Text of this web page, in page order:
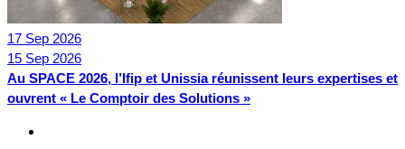
17 Sep 2026
15 Sep 2026
Au SPACE 2026, l’Ifip et Unissia réunissent leurs expertises et
ouvrent « Le Comptoir des Solutions »